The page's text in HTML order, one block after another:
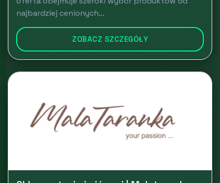
najbardziej cenionych...
ZOBACZ SZCZEGÓŁY